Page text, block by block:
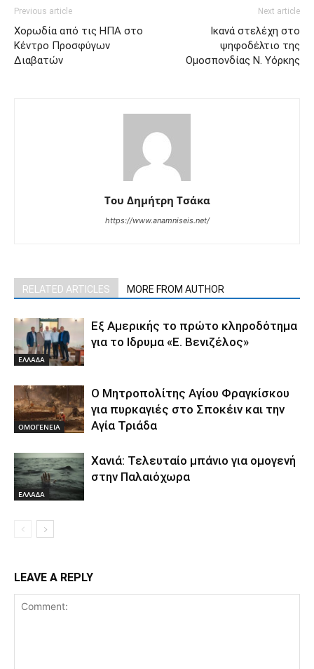
Previous article
Χορωδία από τις ΗΠΑ στο
Κέντρο Προσφύγων
Διαβατών
Next article
Ικανά στελέχη στο
ψηφοδέλτιο της
Ομοσπονδίας Ν. Υόρκης
Του Δημήτρη Τσάκα
https://www.anamniseis.net/
RELATED ARTICLES MORE FROM AUTHOR
ΕΛΛΑΔΑ
Εξ Αμερικής το πρώτο κληροδότημα
για το Ιδρυμα «Ε. Βενιζέλος»
ΟΜΟΓΕΝΕΙΑ
Ο Μητροπολίτης Αγίου Φραγκίσκου
για πυρκαγιές στο Σποκέιν και την
Αγία Τριάδα
ΕΛΛΑΔΑ
Χανιά: Τελευταίο μπάνιο για ομογενή
στην Παλαιόχωρα
LEAVE A REPLY